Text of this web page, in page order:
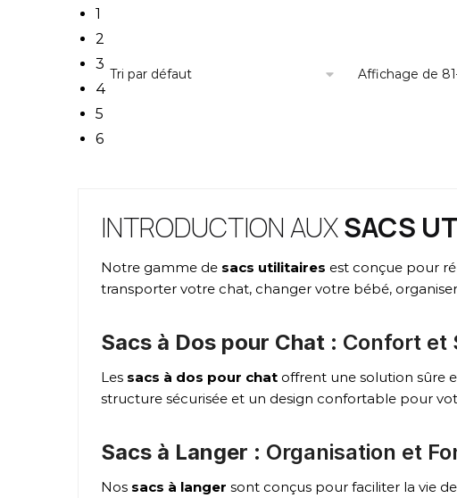
Affichage de
1
2
3
4
5
6
INTRODUCTION AUXSACS
Notre gamme de sacs utilitaires est conçue pour
transporter votre chat, changer votre bébé,
Sacs à Dos pour Chat : Confort et
Les sacs à dos pour chat offrent une solution sûre
structure sécurisée et un design confortable pour
Sacs à Langer : Organisation et
Nos sacs à langer sont conçus pour faciliter la vie